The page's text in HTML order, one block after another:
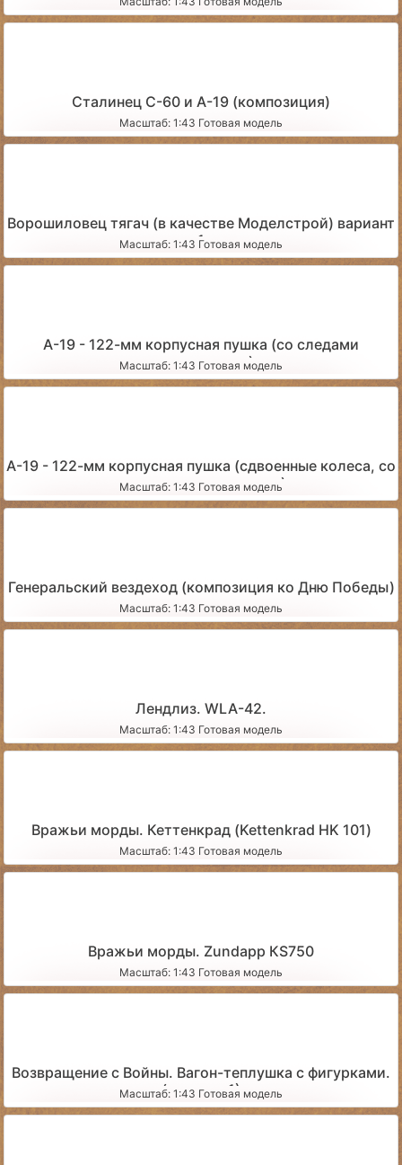
Сталинец С-60 и А-19 (композиция)
Масштаб: 1:43 Готовая модель
Ворошиловец тягач (в качестве Моделстрой) вариант
1
Масштаб: 1:43 Готовая модель
А-19 - 122-мм корпусная пушка (со следами
эксплуатации)
Масштаб: 1:43 Готовая модель
А-19 - 122-мм корпусная пушка (сдвоенные колеса, со
следами эксплуатации)
Масштаб: 1:43 Готовая модель
Генеральский вездеход (композиция ко Дню Победы)
Масштаб: 1:43 Готовая модель
Лендлиз. WLA-42.
Масштаб: 1:43 Готовая модель
Вражьи морды. Кеттенкрад (Kettenkrad HK 101)
Масштаб: 1:43 Готовая модель
Вражьи морды. Zundapp КS750
Масштаб: 1:43 Готовая модель
Возвращение с Войны. Вагон-теплушка с фигурками.
(вариант 1)
Масштаб: 1:43 Готовая модель